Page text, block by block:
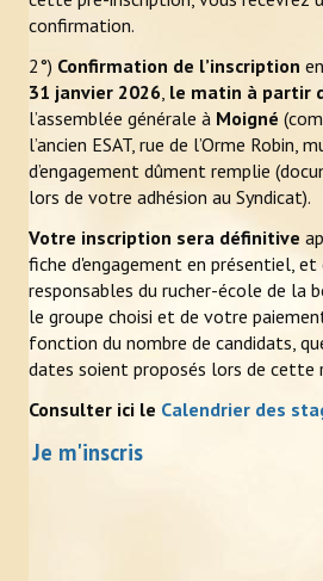
LE RUCHER-ÉCOLE
Historique et objectifs du rucher-école
À lire, avant de se lancer
Inscriptions
Photos
Vidéos
L'APICULTEUR
confirmation.
2°) Confirmation de l’inscription
31 janvier 2026, le matin à partir
l’assemblée générale à Moigné
l’ancien ESAT, rue de l’Orme Robin,
d’engagement dûment remplie
lors de votre adhésion au Syndicat).
Votre inscription sera définitive
fiche d'engagement en présentiel,
responsables du rucher-école de la
le groupe choisi et de votre
fonction du nombre de candidats,
dates soient proposés lors de cette
Consulter ici le Calendrier des
Je m'inscris